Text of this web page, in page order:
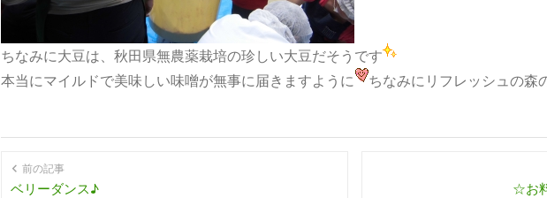
ちなみに大豆は、秋田県無農薬栽培の珍しい大豆だそうです
本当にマイルドで美味しい味噌が無事に届きますように
ちなみにリフレッシュの森
前の記事
ベリーダンス♪ ☆お